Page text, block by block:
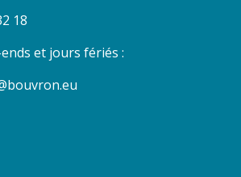
18
et jours fériés :